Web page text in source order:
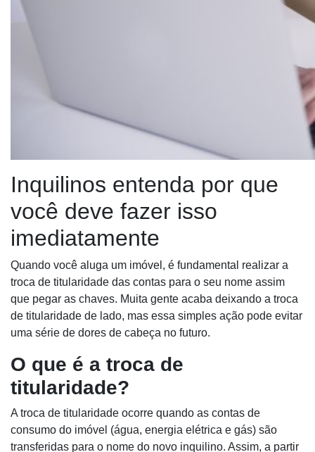
Inquilinos entenda por que
você deve fazer isso
imediatamente
Quando você aluga um imóvel, é fundamental realizar a
troca de titularidade das contas para o seu nome assim
que pegar as chaves. Muita gente acaba deixando a troca
de titularidade de lado, mas essa simples ação pode evitar
uma série de dores de cabeça no futuro.
O que é a troca de
titularidade?
A troca de titularidade ocorre quando as contas de
consumo do imóvel (água, energia elétrica e gás) são
transferidas para o nome do novo inquilino. Assim, a partir